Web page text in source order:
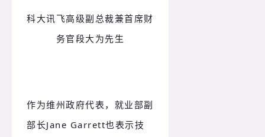
科大讯飞高级副总裁兼首席财
务官段大为先生
作为维州政府代表，就业部副
部长Jane Garrett也表示技